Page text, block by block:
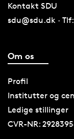
Kontakt SDU
sdu@sdu.dk ·
Om os
Profil
Institutter og
Ledige stillinger
CVR-NR: